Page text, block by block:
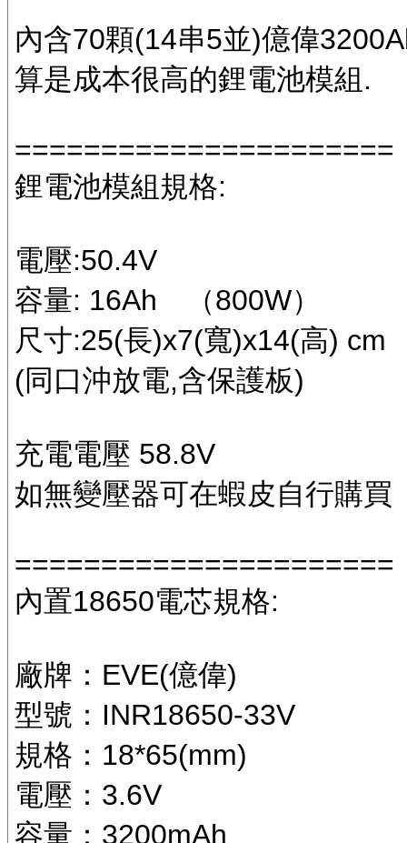
內含70顆(14串5並)億偉
算是成本很高的鋰電池模組.
======================
鋰電池模組規格:
電壓:50.4V
容量: 16Ah （800W）
尺寸:25(長)x7(寬)x14(高) cm
(同口沖放電,含保護板)
充電電壓 58.8V
如無變壓器可在蝦皮自行購買
======================
內置18650電芯規格:
廠牌：EVE(億偉)
型號：INR18650-33V
規格：18*65(mm)
電壓：3.6V
容量：3200mAh